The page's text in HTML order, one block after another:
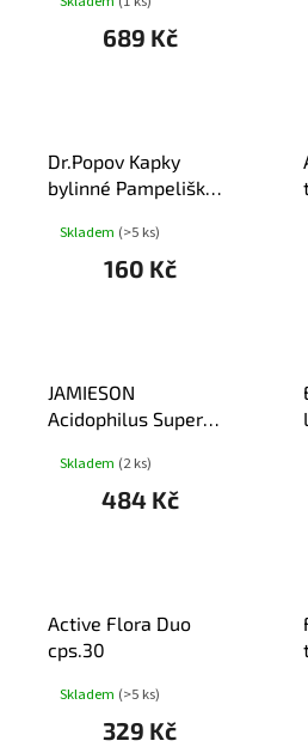
689 Kč
Dr.Popov Kapky
bylinné Pampeliška
Skladem (>5 ks)
160 Kč
JAMIESON
Acidophilus Super
Skladem (2 ks)
484 Kč
Active Flora Duo
cps.30
Skladem (>5 ks)
329 Kč